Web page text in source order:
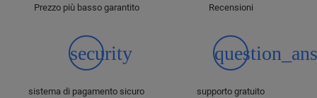
Prezzo più basso garantito Recensioni
security
sistema di pagamento sicuro supporto gratuito